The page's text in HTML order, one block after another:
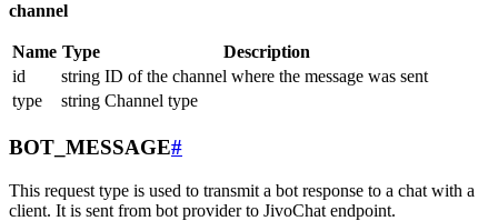
channel
Name Type
Description
id
string ID of the channel where the message was sent
type
string Channel type
BOT_MESSAGE#
This request type is used to transmit a bot response to a chat with a
client. It is sent from bot provider to JivoChat endpoint.